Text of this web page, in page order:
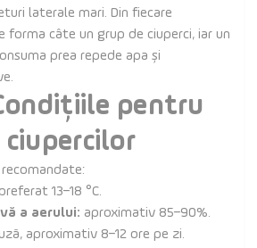
laterale mari. Din fiecare
forma câte un grup de ciuperci, iar un
prea repede apa și
pentru
13–18 °C.
a aerului: aproximativ 85–90%.
aproximativ 8–12 ore pe zi.